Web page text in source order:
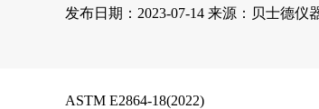
发布日期：2023-07-14 来源：贝士德仪
ASTM E2864-18(2022)